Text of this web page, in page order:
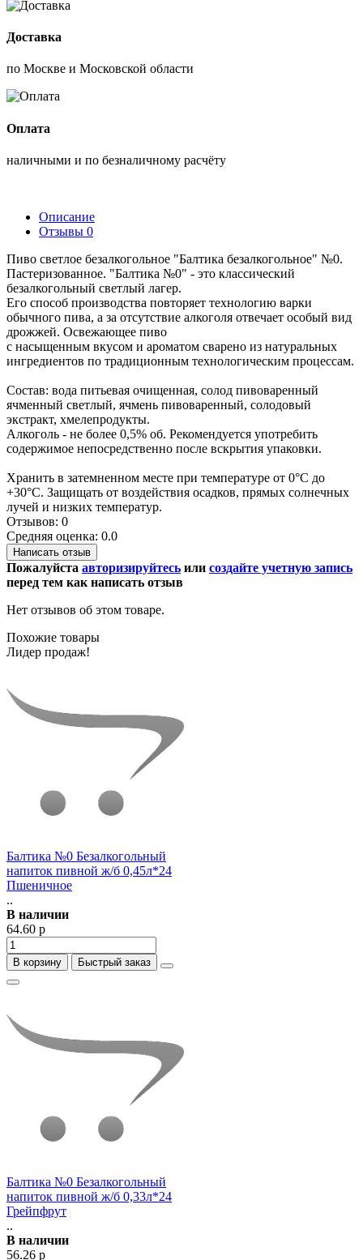
Доставка
по Москве и Московской области
Оплата
наличными и по безналичному расчёту
Описание
Отзывы 0
Пиво светлое безалкогольное "Балтика безалкогольное" №0.
Пастеризованное. "Балтика №0" - это классический
безалкогольный светлый лагер.
Его способ производства повторяет технологию варки
обычного пива, а за отсутствие алкоголя отвечает особый вид
дрожжей. Освежающее пиво
с насыщенным вкусом и ароматом сварено из натуральных
ингредиентов по традиционным технологическим процессам.
Состав: вода питьевая очищенная, солод пивоваренный
ячменный светлый, ячмень пивоваренный, солодовый
экстракт, хмелепродукты.
Алкоголь - не более 0,5% об. Рекомендуется употребить
содержимое непосредственно после вскрытия упаковки.
Хранить в затемненном месте при температуре от 0°С до
+30°С. Защищать от воздействия осадков, прямых солнечных
лучей и низких температур.
Отзывов: 0
Средняя оценка: 0.0
Написать отзыв
Пожалуйста авторизируйтесь или создайте учетную запись
перед тем как написать отзыв
Нет отзывов об этом товаре.
Похожие товары
Лидер продаж!
Балтика №0 Безалкогольный
напиток пивной ж/б 0,45л*24
Пшеничное
..
В наличии
64.60 р
В корзину Быстрый заказ
Балтика №0 Безалкогольный
напиток пивной ж/б 0,33л*24
Грейпфрут
..
В наличии
56.26 р